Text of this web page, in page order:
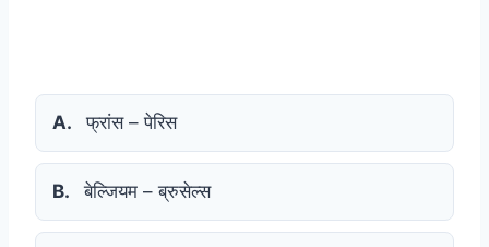
A. फ्रांस – पेरिस
B. बेल्जियम – ब्रुसेल्स